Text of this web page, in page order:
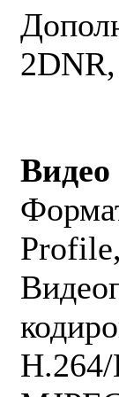
Видео